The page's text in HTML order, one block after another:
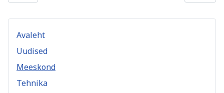
Avaleht
Uudised
Meeskond
Tehnika